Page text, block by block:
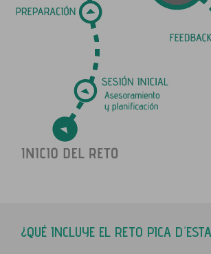
¿QUÉ INCLUYE EL RETO PICA